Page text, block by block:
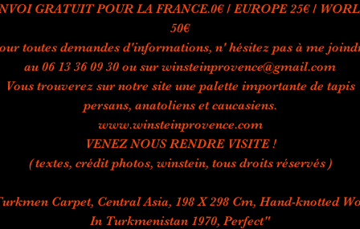
GRATUIT POUR LA FRANCE.0€ / EUROPE 25€ /
50€
toutes demandes d'informations, n' hésitez pas à me
au 06 13 36 09 30 ou sur winsteinprovence@gmail.com
Vous trouverez sur notre site une palette importante de tapis
persans, anatoliens et caucasiens.
www.winsteinprovence.com
VENEZ NOUS RENDRE VISITE !
( textes, crédit photos, winstein, tous droits réservés )
Carpet, Central Asia, 198 X 298 Cm, Hand-knotted
In Turkmenistan 1970, Perfect"